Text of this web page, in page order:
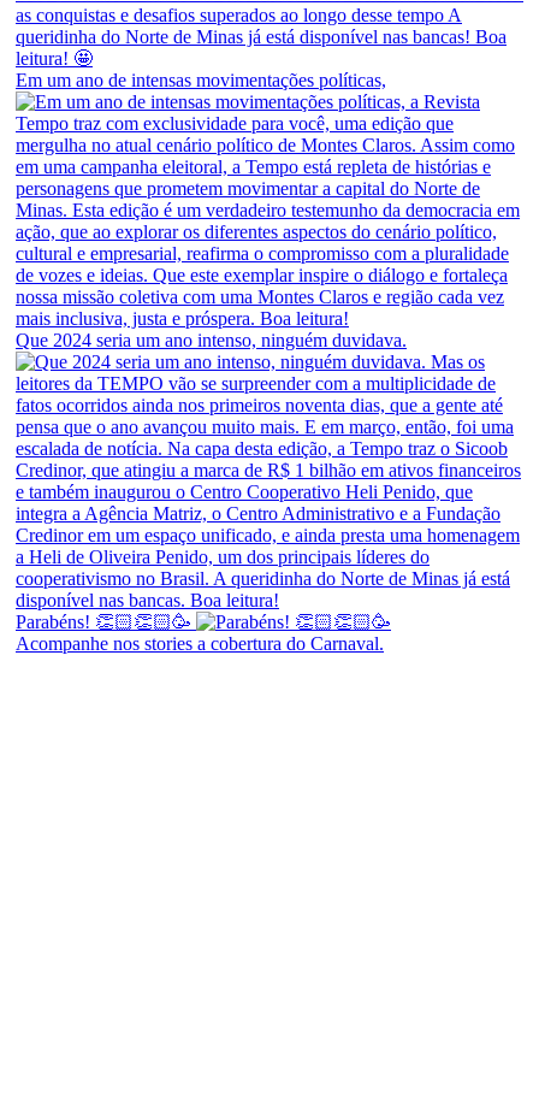
Em um ano de intensas movimentações políticas,
Que 2024 seria um ano intenso, ninguém duvidava.
Parabéns! 👏🏻👏🏻🥳
Acompanhe nos stories a cobertura do Carnaval.